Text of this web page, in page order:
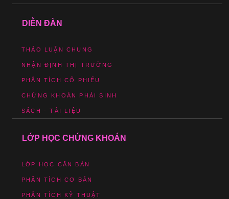
DIỄN ĐÀN
THẢO LUẬN CHUNG
NHẬN ĐỊNH THỊ TRƯỜNG
PHÂN TÍCH CỔ PHIẾU
CHỨNG KHOÁN PHÁI SINH
SÁCH - TÀI LIỆU
LỚP HỌC CHỨNG KHOÁN
LỚP HỌC CĂN BẢN
PHÂN TÍCH CƠ BẢN
PHÂN TÍCH KỸ THUẬT